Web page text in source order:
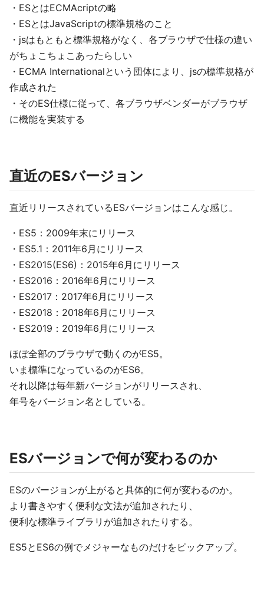
・ESとはECMAcriptの略
・ESとはJavaScriptの標準規格のこと
・jsはもともと標準規格がなく、各ブラウザで仕様の違い
がちょこちょこあったらしい
・ECMA Internationalという団体により、jsの標準規格が
作成された
・そのES仕様に従って、各ブラウザベンダーがブラウザ
に機能を実装する
直近のESバージョン
直近リリースされているESバージョンはこんな感じ。
・ES5：2009年末にリリース
・ES5.1：2011年6月にリリース
・ES2015(ES6)：2015年6月にリリース
・ES2016：2016年6月にリリース
・ES2017：2017年6月にリリース
・ES2018：2018年6月にリリース
・ES2019：2019年6月にリリース
ほぼ全部のブラウザで動くのがES5。
いま標準になっているのがES6。
それ以降は毎年新バージョンがリリースされ、
年号をバージョン名としている。
ESバージョンで何が変わるのか
ESのバージョンが上がると具体的に何が変わるのか。
より書きやすく便利な文法が追加されたり、
便利な標準ライブラリが追加されたりする。
ES5とES6の例でメジャーなものだけをピックアップ。